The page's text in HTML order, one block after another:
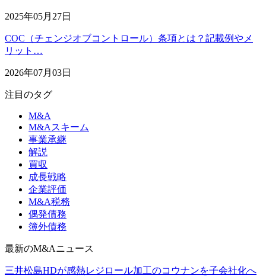
2025年05月27日
COC（チェンジオブコントロール）条項とは？記載例やメ
リット…
2026年07月03日
注目のタグ
M&A
M&Aスキーム
事業承継
解説
買収
成長戦略
企業評価
M&A税務
偶発債務
簿外債務
最新のM&Aニュース
三井松島HDが感熱レジロール加工のコウナンを子会社化へ